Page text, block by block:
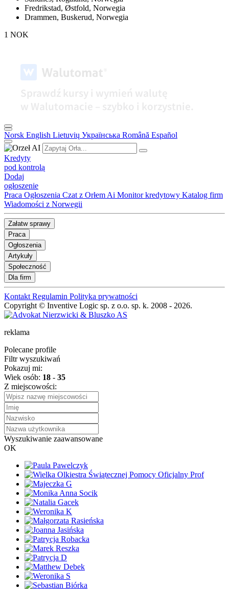
Fredrikstad, Østfold, Norwegia
Drammen, Buskerud, Norwegia
1 NOK
Norsk English Lietuvių Українська Română Español
Kredyty
pod kontrolą
Dodaj
ogłoszenie
Praca Ogłoszenia Czat z Orłem Ai Monitor kredytowy Katalog firm
Wiadomości z Norwegii
Załatw sprawy
Praca
Ogłoszenia
Artykuły
Społeczność
Dla firm
Kontakt Regulamin Polityka prywatności
Copyright © Inventive Logic sp. z o.o. sp. k. 2008 - 2026.
reklama
Polecane profile
Filtr wyszukiwań
Pokazuj mi:
Wiek osób: 18 - 35
Z miejscowości:
Wyszukiwanie zaawansowane
OK